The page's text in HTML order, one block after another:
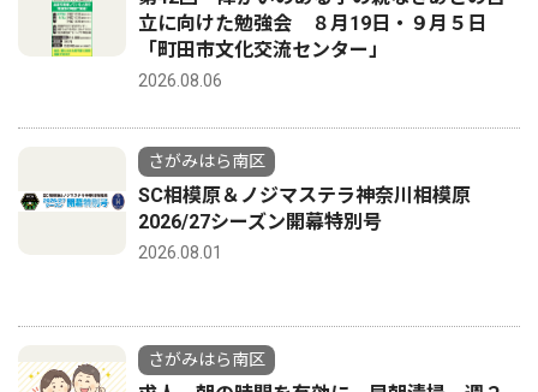
立に向けた勉強会 ８月19日・９月５日
「町田市文化交流センター」
2026.08.06
さがみはら南区
SC相模原＆ノジマステラ神奈川相模原
2026/27シーズン開幕特別号
2026.08.01
さがみはら南区